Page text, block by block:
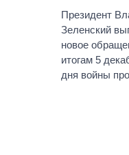
Президент
Зеленский
новое
итогам 5
дня войны